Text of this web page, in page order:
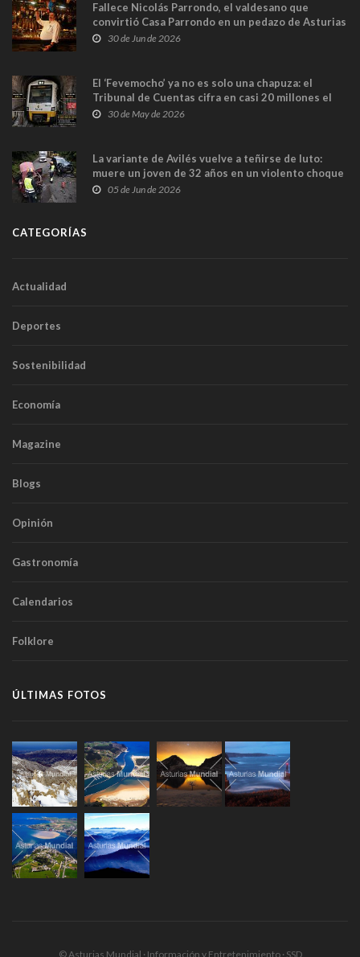
Fallece Nicolás Parrondo, el valdesano que
convirtió Casa Parrondo en un pedazo de Asturias
en Madrid
30 de Jun de 2026
El ‘Fevemocho’ ya no es solo una chapuza: el
Tribunal de Cuentas cifra en casi 20 millones el
sobrecoste de los trenes que no cabían por los
30 de May de 2026
La variante de Avilés vuelve a teñirse de luto:
muere un joven de 32 años en un violento choque
frontal
05 de Jun de 2026
CATEGORÍAS
Actualidad
Deportes
Sostenibilidad
Economía
Magazine
Blogs
Opinión
Gastronomía
Calendarios
Folklore
ÚLTIMAS FOTOS
© Asturias Mundial · Información y Entretenimiento · SSD